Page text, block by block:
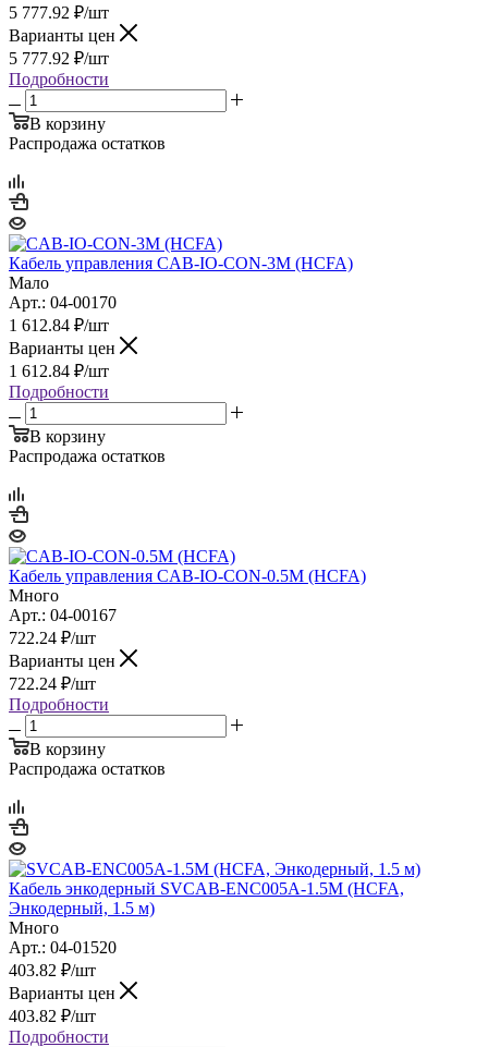
5 777.92 ₽/шт
Варианты цен
5 777.92 ₽/шт
Подробности
В корзину
Распродажа остатков
Кабель управления CAB-IO-CON-3M (HCFA)
Мало
Арт.: 04-00170
1 612.84 ₽/шт
Варианты цен
1 612.84 ₽/шт
Подробности
В корзину
Распродажа остатков
Кабель управления CAB-IO-CON-0.5M (HCFA)
Много
Арт.: 04-00167
722.24 ₽/шт
Варианты цен
722.24 ₽/шт
Подробности
В корзину
Распродажа остатков
Кабель энкодерный SVCAB-ENC005A-1.5M (HCFA,
Энкодерный, 1.5 м)
Много
Арт.: 04-01520
403.82 ₽/шт
Варианты цен
403.82 ₽/шт
Подробности